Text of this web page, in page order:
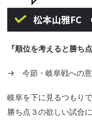
松本山雅FC
『順位を考えると勝ち
→ 今節・岐阜戦への意
岐阜を下に見るつもり
勝ち点３の欲しい試合に